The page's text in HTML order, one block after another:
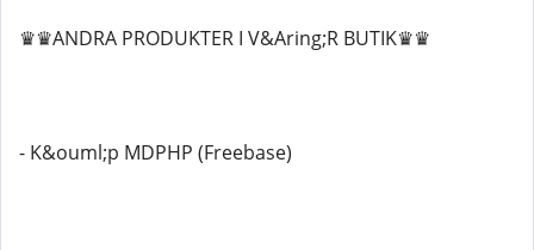
♛♛ANDRA PRODUKTER I V&Aring;R BUTIK♛♛
- K&ouml;p MDPHP (Freebase)